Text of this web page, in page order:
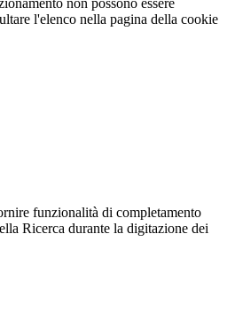
non possono essere
l'elenco nella pagina della cookie
funzionalità di completamento
Ricerca durante la digitazione dei